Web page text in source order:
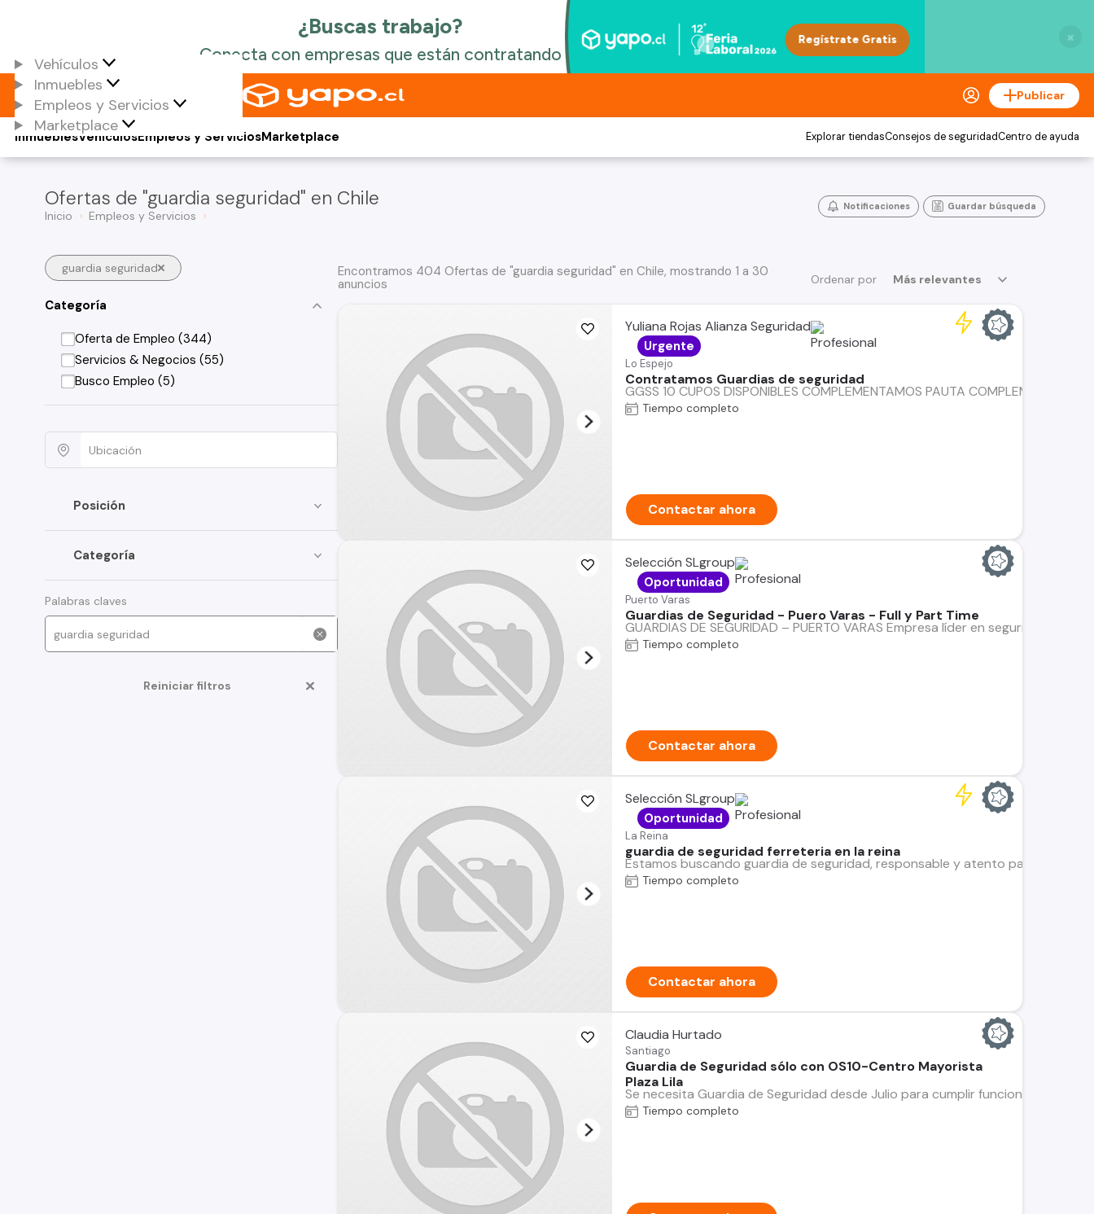
×
Vehículos
Inmuebles
Empleos y Servicios
Marketplace
Publicar
Vehículos
Inmuebles Empleos y ServiciosMarketplace Explorar tiendasConsejos de seguridadCentro de ayuda
Ofertas de "guardia seguridad" en Chile
Inicio Empleos y Servicios
Notificaciones Guardar búsqueda
guardia seguridad
Categoría
Oferta de Empleo (344)
Servicios & Negocios (55)
Busco Empleo (5)
Posición
Categoría
Palabras claves
Reiniciar filtros
Ordenar por Más relevantes
Encontramos 404 Ofertas de "guardia seguridad" en Chile, mostrando 1 a 30
anuncios
Yuliana Rojas Alianza Seguridad
Lo Espejo
Contratamos Guardias de seguridad
GGSS 10 CUPOS DISPONIBLES COMPLEMENTAMOS PAUTA
Urgente
Tiempo completo
Contactar ahora
Selección SLgroup
Puerto Varas
Guardias de Seguridad - Puero Varas - Full y Part Time
GUARDIAS DE SEGURIDAD – PUERTO VARAS Empresa líder en seguridad
Oportunidad
Tiempo completo
Contactar ahora
Selección SLgroup
La Reina
guardia de seguridad ferreteria en la reina
Estamos buscando guardia de seguridad, responsable y atento para
Oportunidad
Tiempo completo
Contactar ahora
Claudia Hurtado
Santiago
Guardia de Seguridad sólo con OS10-Centro Mayorista
Plaza Lila
Se necesita Guardia de Seguridad desde Julio para cumplir funciones en
Tiempo completo